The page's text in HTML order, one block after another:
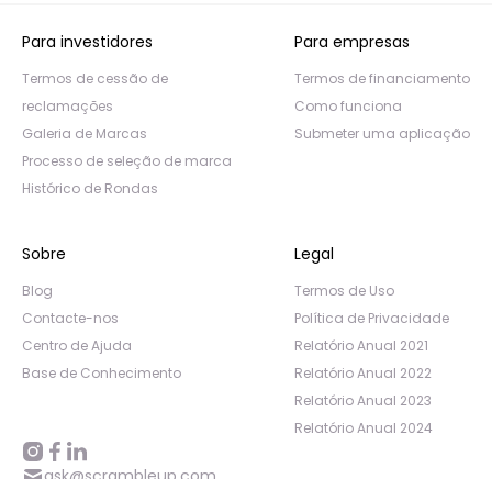
Para investidores
Termos de cessão de
reclamações
Galeria de Marcas
Processo de seleção de marca
Histórico de Rondas
Para empresas
Termos de financiamento
Como funciona
Submeter uma aplicação
Sobre
Blog
Contacte-nos
Centro de Ajuda
Base de Conhecimento
Legal
Termos de Uso
Política de Privacidade
Relatório Anual 2021
Relatório Anual 2022
Relatório Anual 2023
Relatório Anual 2024